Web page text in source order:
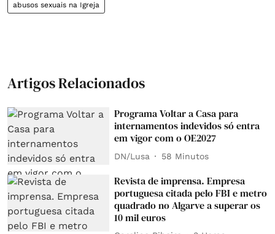
abusos sexuais na Igreja
Artigos Relacionados
Programa Voltar a Casa para
internamentos indevidos só entra
em vigor com o OE2027
DN/Lusa 58 Minutos
Revista de imprensa. Empresa
portuguesa citada pelo FBI e metro
quadrado no Algarve a superar os
10 mil euros